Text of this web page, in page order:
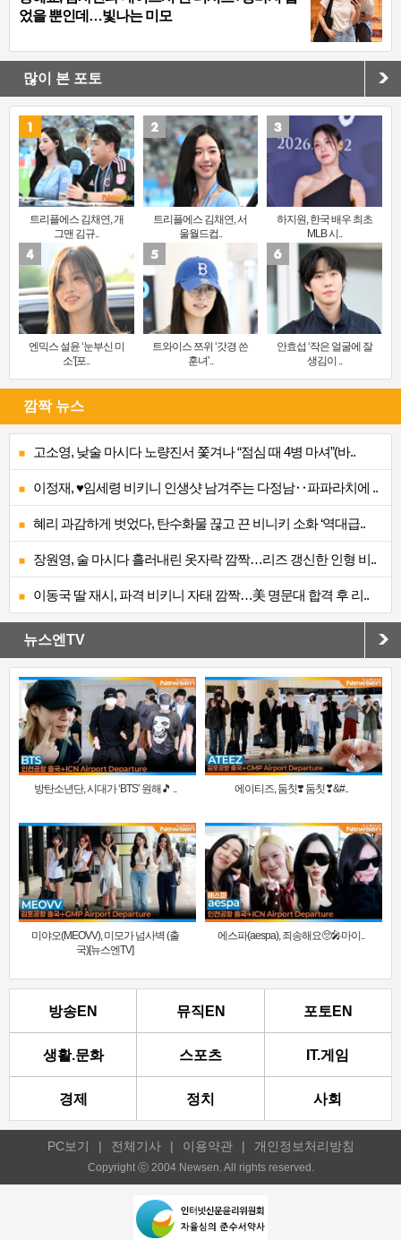
었을 뿐인데…빛나는 미모
많이 본 포토
트리플에스 김채연, 개
그맨 김규..
트리플에스 김채연, 서
울월드컵..
하지원, 한국 배우 최초
MLB 시..
엔믹스 설윤 ‘눈부신 미
소’[포..
트와이스 쯔위 ‘갓경 쓴
훈녀’..
안효섭 ‘작은 얼굴에 잘
생김이 ..
깜짝 뉴스
고소영, 낮술 마시다 노량진서 쫓겨나 “점심 때 4병 마셔”(바..
이정재, ♥임세령 비키니 인생샷 남겨주는 다정남‥파파라치에 ..
혜리 과감하게 벗었다, 탄수화물 끊고 끈 비니키 소화 ‘역대급..
장원영, 술 마시다 흘러내린 옷자락 깜짝…리즈 갱신한 인형 비..
이동국 딸 재시, 파격 비키니 자태 깜짝…美 명문대 합격 후 리..
뉴스엔TV
방탄소년단, 시대가 ‘BTS’ 원해🎵 .. 에이티즈, 둠칫❣️ 둠칫❣&#..
미야오(MEOVV), 미모가 넘사벽 (출
국)[뉴스엔TV]
에스파(aespa), 죄송해요🥺🎤마이..
방송EN 뮤직EN 포토EN
생활.문화 스포츠 IT.게임
경제 정치 사회
PC보기 | 전체기사 | 이용약관 | 개인정보처리방침
Copyright ⓒ 2004 Newsen. All rights reserved.